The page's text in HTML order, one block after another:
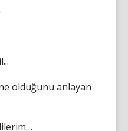
olduğunu anlayan